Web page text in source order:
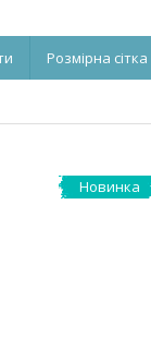
Розмірна сітка
Новинка